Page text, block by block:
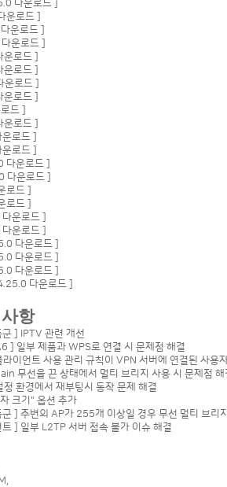
다운로드]
운로드]
운로드]
운로드]
로드]
운로드]
운로드]
운로드]
드]
운로드]
로드]
로드]
다운로드]
다운로드]
로드]
로드]
운로드]
운로드]
다운로드]
다운로드]
다운로드]
다운로드]
항
] IPTV 관련 개선
일부 제품과 WPS로 연결 시 문제점 해결
이언트 사용 관리 규칙이 VPN 서버에 연결된 사용
무선을 끈 상태에서 멀티 브리지 사용 시 문제점 해
환경에서 재부팅시 동작 문제 해결
크기" 옵션 추가
] 주변의 AP가 255개 이상일 경우 무선 멀티 브리
] 일부 L2TP 서버 접속 불가 이슈 해결